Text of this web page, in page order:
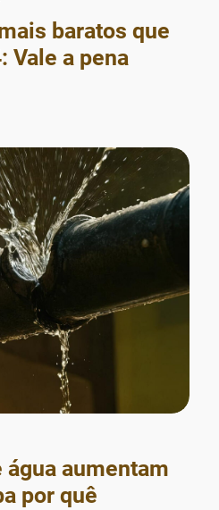
baratos que
Vale a pena
aumentam
por quê